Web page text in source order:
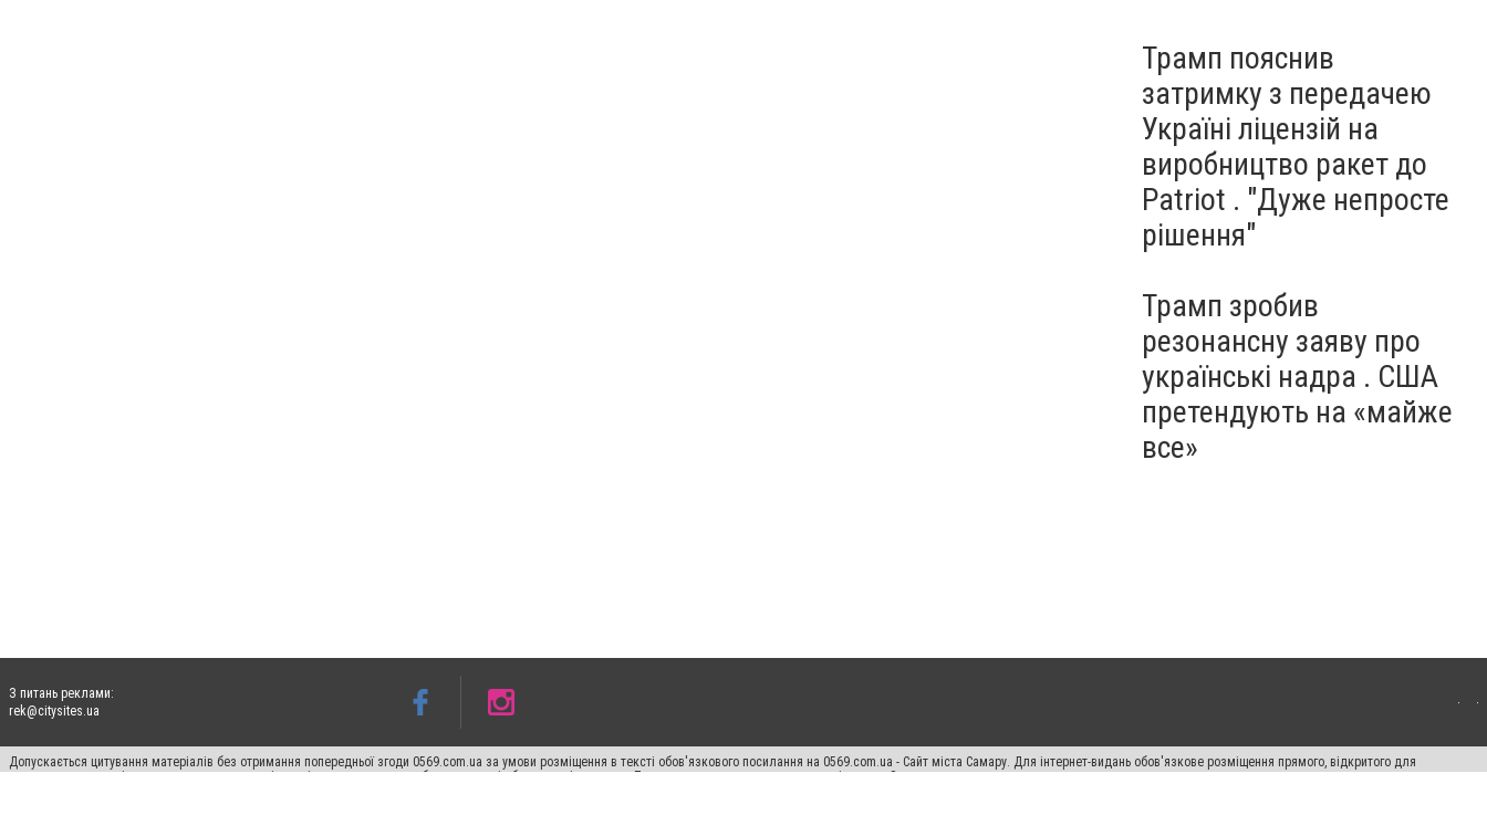
Трамп пояснив
затримку з передачею
Україні ліцензій на
виробництво ракет до
Patriot . "Дуже непросте
рішення"
Трамп зробив
резонансну заяву про
українські надра . США
претендують на «майже
все»
З питань реклами:
rek@citysites.ua
Допускається цитування матеріалів без отримання попередньої згоди 0569.com.ua за умови розміщення в тексті обов'язкового посилання на 0569.com.ua - Сайт міста Самару. Для інтернет-видань обов'язкове розміщення прямого, відкритого для
пошукових систем гіперпосилання на цитовані статті не нижче другого абзацу в тексті або в якості джерела. Порушення виняткових прав переслідується Законом.